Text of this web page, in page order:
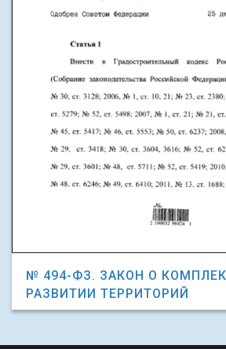
№ 494-ФЗ. ЗАКОН О
РАЗВИТИИ ТЕРРИТОРИЙ